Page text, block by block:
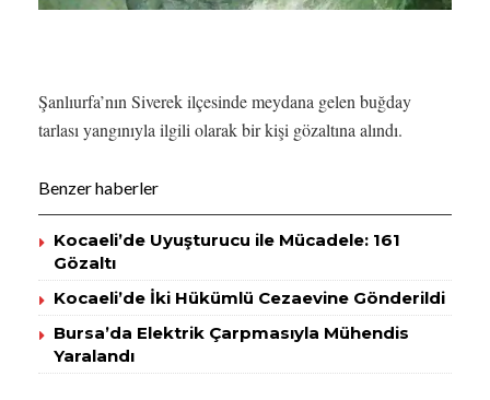
Şanlıurfa’nın Siverek ilçesinde meydana gelen buğday
tarlası yangınıyla ilgili olarak bir kişi gözaltına alındı.
Benzer haberler
Kocaeli’de Uyuşturucu ile Mücadele: 161
Gözaltı
Kocaeli’de İki Hükümlü Cezaevine Gönderildi
Bursa’da Elektrik Çarpmasıyla Mühendis
Yaralandı